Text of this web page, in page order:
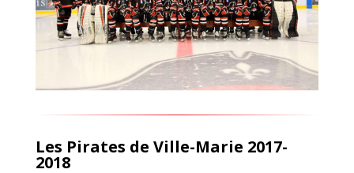
Les Pirates de Ville-Marie 2017-
2018